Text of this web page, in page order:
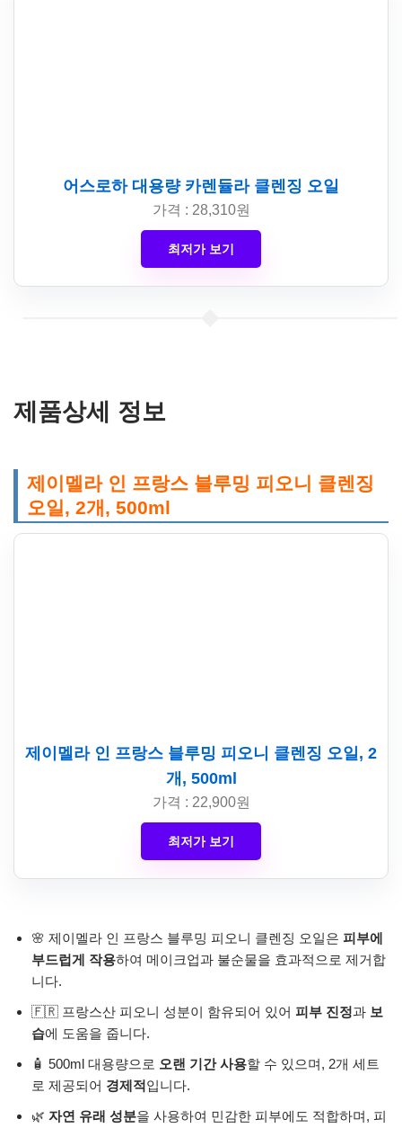
어스로하 대용량 카렌듈라 클렌징 오일
가격 : 28,310원
최저가 보기
제품상세 정보
제이멜라 인 프랑스 블루밍 피오니 클렌징
오일, 2개, 500ml
제이멜라 인 프랑스 블루밍 피오니 클렌징 오일, 2
개, 500ml
가격 : 22,900원
최저가 보기
🌸 제이멜라 인 프랑스 블루밍 피오니 클렌징 오일은 피부에
부드럽게 작용하여 메이크업과 불순물을 효과적으로 제거합
니다.
🇫🇷 프랑스산 피오니 성분이 함유되어 있어 피부 진정과 보
습에 도움을 줍니다.
🧴 500ml 대용량으로 오랜 기간 사용할 수 있으며, 2개 세트
로 제공되어 경제적입니다.
🌿 자연 유래 성분을 사용하여 민감한 피부에도 적합하며, 피